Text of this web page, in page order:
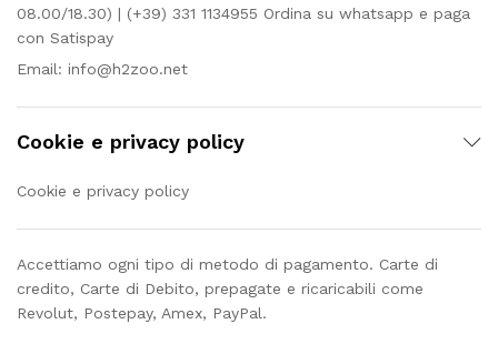
08.00/18.30) | (+39) 331 1134955 Ordina su whatsapp e paga
con Satispay
Email: info@h2zoo.net
Cookie e privacy policy
Cookie e privacy policy
Accettiamo ogni tipo di metodo di pagamento. Carte di
credito, Carte di Debito, prepagate e ricaricabili come
Revolut, Postepay, Amex, PayPal.